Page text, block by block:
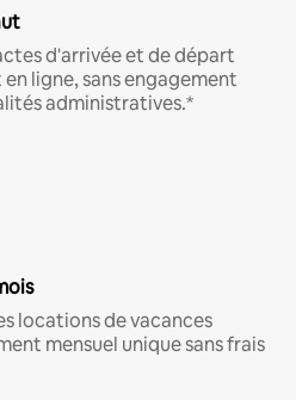
d'arrivée et de départ
ligne, sans engagement
administratives.*
locations de vacances
mensuel unique sans frais